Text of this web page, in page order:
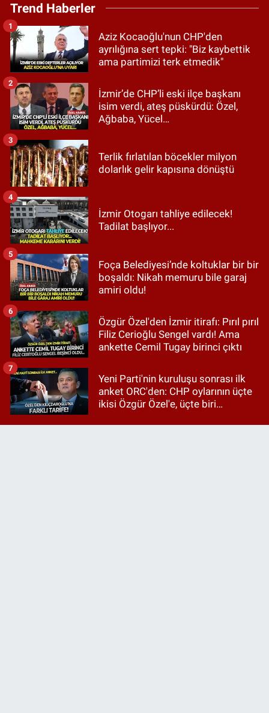
Trend Haberler
Aziz Kocaoğlu'nun CHP'den
ayrılığına sert tepki: "Biz kaybettik
ama partimizi terk etmedik"
1
İzmir’de CHP’li eski ilçe başkanı
isim verdi, ateş püskürdü: Özel,
Ağbaba, Yücel…
2
Terlik fırlatılan böcekler milyon
dolarlık gelir kapısına dönüştü
3
İzmir Otogarı tahliye edilecek!
Tadilat başlıyor...
4
Foça Belediyesi’nde koltuklar bir bir
boşaldı: Nikah memuru bile garaj
amiri oldu!
5
Özgür Özel'den İzmir itirafı: Pırıl pırıl
Filiz Cerioğlu Sengel vardı! Ama
ankette Cemil Tugay birinci çıktı
6
Yeni Parti'nin kuruluşu sonrası ilk
anket ORC'den: CHP oylarının üçte
ikisi Özgür Özel'e, üçte biri
7